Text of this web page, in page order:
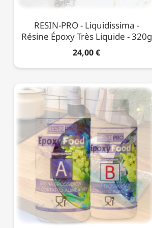
RESIN-PRO - Liquidissima -
Résine Époxy Très Liquide - 320g
24,00 €